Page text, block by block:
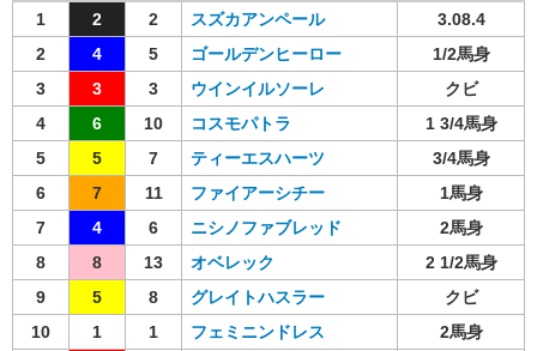
1 2 2 スズカアンペール
3.08.4
2
4 5 ゴールデンヒーロー
1/2馬身
3
3 3 ウインイルソーレ
クビ
4
6 10 コスモパトラ
1 3/4馬身
5
5 7 ティーエスハーツ
3/4馬身
6
7 11 ファイアーシチー
1馬身
7
4 6 ニシノファブレッド
2馬身
8
8 13 オベレック
2 1/2馬身
9
5 8 グレイトハスラー
クビ
10
1 1 フェミニンドレス
2馬身